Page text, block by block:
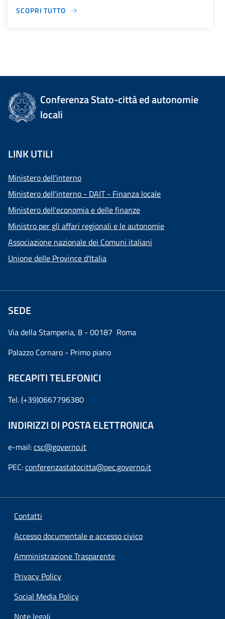
SCOPRI TUTTO
Conferenza Stato-città ed autonomie
locali
LINK UTILI
Ministero dell'interno
Ministero dell'interno - DAIT - Finanza locale
Ministero dell'economia e delle finanze
Ministro per gli affari regionali e le autonomie
Associazione nazionale dei Comuni italiani
Unione delle Province d'Italia
SEDE
Via della Stamperia, 8 - 00187 Roma
Palazzo Cornaro - Primo piano
RECAPITI TELEFONICI
Tel. (+39)0667796380
INDIRIZZI DI POSTA ELETTRONICA
e-mail:csc@governo.it
PEC:conferenzastatocitta@pec.governo.it
Contatti
Accesso documentale e accesso civico
Amministrazione Trasparente
Privacy Policy
Social Media Policy
Note legali